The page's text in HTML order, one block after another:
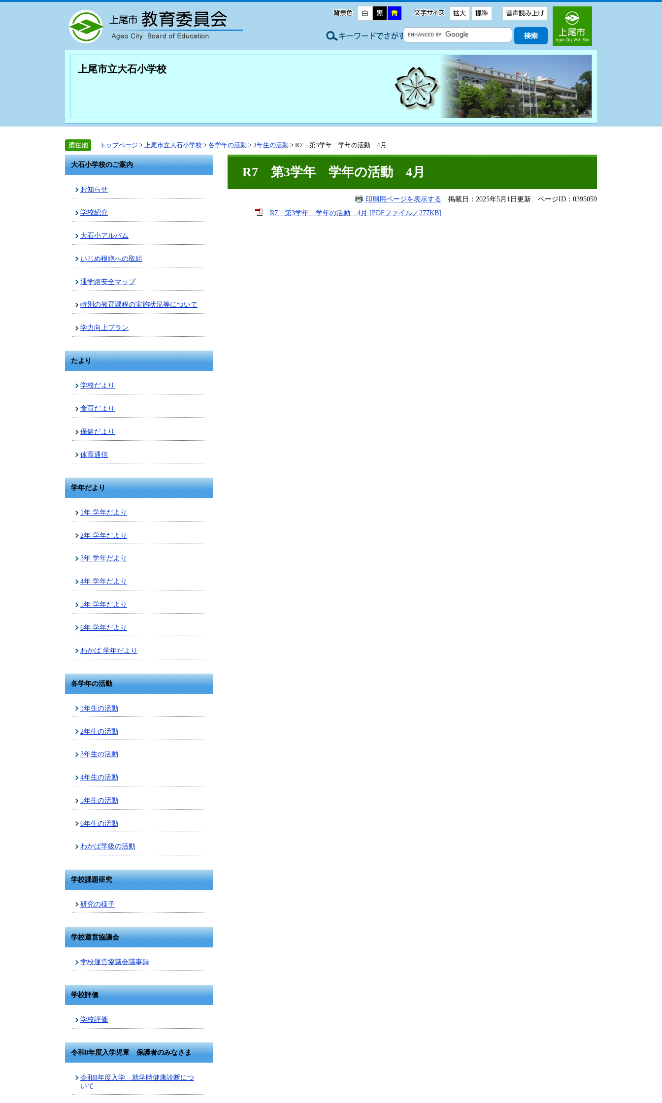
上尾市立大石小学校
トップページ > 上尾市立大石小学校 > 各学年の活動 > 3年生の活動 > R7 第3学年 学年の活動 4月
大石小学校のご案内
お知らせ
学校紹介
大石小アルバム
いじめ根絶への取組
通学路安全マップ
特別の教育課程の実施状況等について
学力向上プラン
たより
学校だより
食育だより
保健だより
体育通信
学年だより
1年 学年だより
2年 学年だより
3年 学年だより
4年 学年だより
5年 学年だより
6年 学年だより
わかば 学年だより
各学年の活動
1年生の活動
2年生の活動
3年生の活動
4年生の活動
5年生の活動
6年生の活動
わかば学級の活動
学校課題研究
研究の様子
学校運営協議会
学校運営協議会議事録
学校評価
学校評価
令和8年度入学児童 保護者のみなさま
令和8年度入学 就学時健康診断につ
いて
R7 第3学年 学年の活動 4月
印刷用ページを表示する 掲載日：2025年5月1日更新 ページID：0395059
R7 第3学年 学年の活動 4月 [PDFファイル／277KB]